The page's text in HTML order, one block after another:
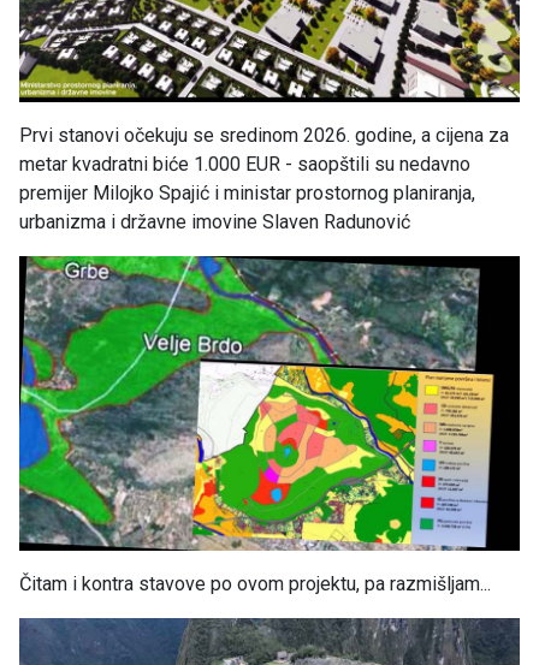
Prvi stanovi očekuju se sredinom 2026. godine, a cijena za
metar kvadratni biće 1.000 EUR - saopštili su nedavno
premijer Milojko Spajić i ministar prostornog planiranja,
urbanizma i državne imovine Slaven Radunović
Čitam i kontra stavove po ovom projektu, pa razmišljam...